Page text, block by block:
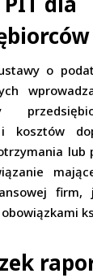
o
i kosztów
lub